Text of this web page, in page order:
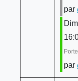
par
par